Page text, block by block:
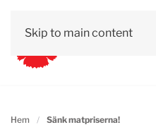
Skip to main content
Hem Sänk matpriserna!